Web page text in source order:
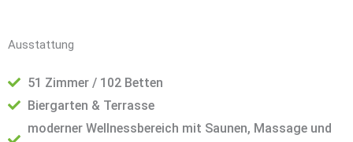
Ausstattung
51 Zimmer / 102 Betten
Biergarten & Terrasse
moderner Wellnessbereich mit Saunen, Massage und